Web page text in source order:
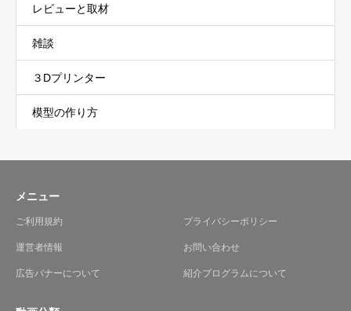
レビューと取材
雑談
３Dプリンター
模型の作り方
メニュー
ご利用規約 プライバシーポリシー
運営者情報 お問い合わせ
広告バナーについて 紹介プログラムについて